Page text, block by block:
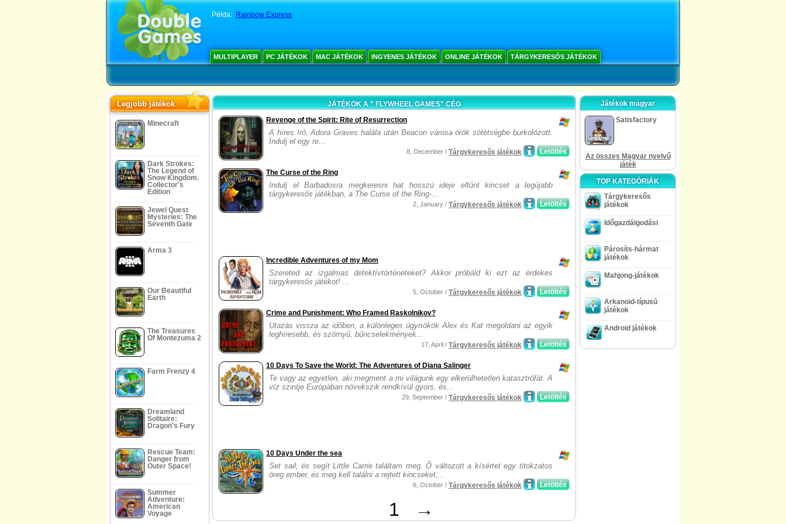
Példa: Rainbow Express
MULTIPLAYER PC JÁTÉKOK MAC JÁTÉKOK INGYENES JÁTÉKOK ONLINE JÁTÉKOK TÁRGYKERESŐS JÁTÉKOK
Legjobb játékok
Minecraft
Dark Strokes:
The Legend of
Snow Kingdom.
Collector's
Edition
Jewel Quest
Mysteries: The
Seventh Gate
Arma 3
Our Beautiful
Earth
The Treasures
Of Montezuma 2
Farm Frenzy 4
Dreamland
Solitaire:
Dragon's Fury
Rescue Team:
Danger from
Outer Space!
Summer
Adventure:
American
Voyage
JÁTÉKOK A " FLYWHEEL GAMES" CÉG
Revenge of the Spirit: Rite of Resurrection
A híres író, Adora Graves halála után Beacon városa örök sötétségbe burkolózott.
Indulj el egy re...
Letöltés
8, December / Tárgykeresős játékok
The Curse of the Ring
Indulj el Barbadosra megkeresni hat hosszú ideje eltűnt kincset a legújabb
tárgykeresős játékban, a The Curse of the Ring-...
Letöltés
2, January / Tárgykeresős játékok
Incredible Adventures of my Mom
Szereted az izgalmas detektívtörténeteket? Akkor próbáld ki ezt az érdekes
tárgykeresős játékot! ...
Letöltés
5, October / Tárgykeresős játékok
Crime and Punishment: Who Framed Raskolnikov?
Utazás vissza az időben, a különleges ügynökök Alex és Kat megoldani az egyik
leghíresebb, és szörnyű, bűncselekmények...
Letöltés
17, April / Tárgykeresős játékok
10 Days To Save the World: The Adventures of Diana Salinger
Te vagy az egyetlen, aki megment a mi világunk egy elkerülhetetlen katasztrófát. A
víz szintje Európában növekszik rendkívül gyors, és...
Letöltés
29, September / Tárgykeresős játékok
10 Days Under the sea
Set sail, és segít Little Carrie találtam meg. Ő változott a kísértet egy titokzatos
öreg ember, és meg kell találni a rejtett kincseket,...
Letöltés
6, October / Tárgykeresős játékok
1 →
Játékok magyar
Satisfactory
Az összes Magyar nyelvű
játék
TOP KATEGÓRIÁK
Tárgykeresős
játékok
Időgazdálgodási
Párosíts-hármat
játékok
Mahjong-játékok
Arkanoid-típusú
játékok
Android játékok